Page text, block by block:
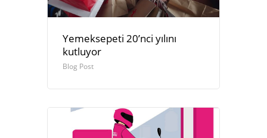
Yemeksepeti 20’nci yılını
kutluyor
Blog Post